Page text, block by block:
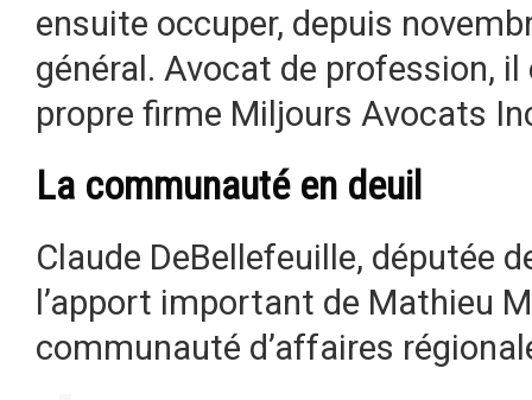
ensuite occuper, depuis
général. Avocat de profession,
propre firme Miljours Avocats
La communauté en deuil
Claude DeBellefeuille, députée
l’apport important de Mathieu
communauté d’affaires